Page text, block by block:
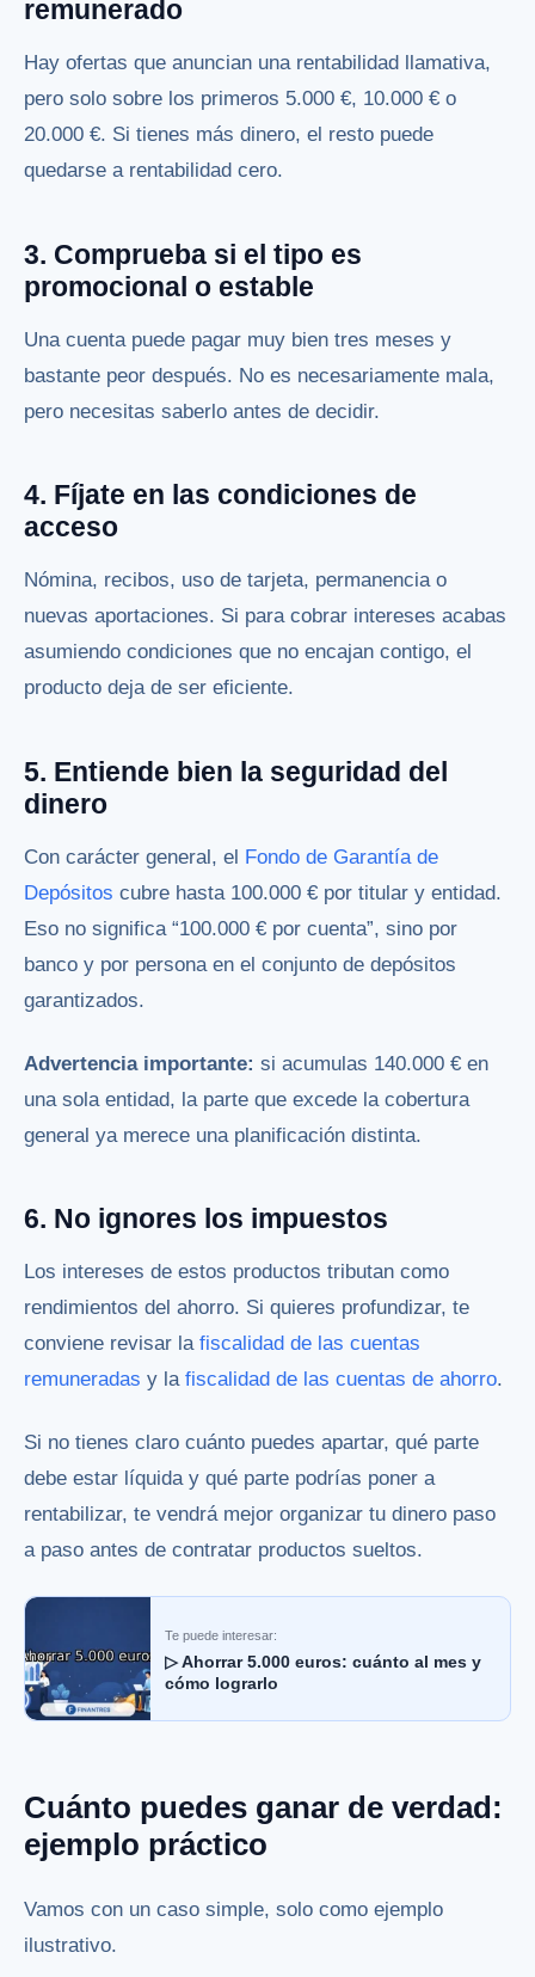
remunerado
Hay ofertas que anuncian una rentabilidad llamativa,
pero solo sobre los primeros 5.000 €, 10.000 € o
20.000 €. Si tienes más dinero, el resto puede
quedarse a rentabilidad cero.
3. Comprueba si el tipo es
promocional o estable
Una cuenta puede pagar muy bien tres meses y
bastante peor después. No es necesariamente mala,
pero necesitas saberlo antes de decidir.
4. Fíjate en las condiciones de
acceso
Nómina, recibos, uso de tarjeta, permanencia o
nuevas aportaciones. Si para cobrar intereses acabas
asumiendo condiciones que no encajan contigo, el
producto deja de ser eficiente.
5. Entiende bien la seguridad del
dinero
Con carácter general, el Fondo de Garantía de
Depósitos cubre hasta 100.000 € por titular y entidad.
Eso no significa “100.000 € por cuenta”, sino por
banco y por persona en el conjunto de depósitos
garantizados.
Advertencia importante: si acumulas 140.000 € en
una sola entidad, la parte que excede la cobertura
general ya merece una planificación distinta.
6. No ignores los impuestos
Los intereses de estos productos tributan como
rendimientos del ahorro. Si quieres profundizar, te
conviene revisar la fiscalidad de las cuentas
remuneradas y la fiscalidad de las cuentas de ahorro.
Si no tienes claro cuánto puedes apartar, qué parte
debe estar líquida y qué parte podrías poner a
rentabilizar, te vendrá mejor organizar tu dinero paso
a paso antes de contratar productos sueltos.
Te puede interesar:
▷ Ahorrar 5.000 euros: cuánto al mes y
cómo lograrlo
Cuánto puedes ganar de verdad:
ejemplo práctico
Vamos con un caso simple, solo como ejemplo
ilustrativo.